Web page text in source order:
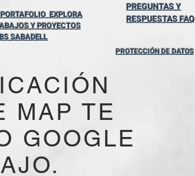
EXPLORA
Y PROYECTOS
SABADELL
PREGUNTAS Y
RESPUESTAS FAQ
PROTECCIÓN DE DATOS
MAP TE
GOOGLE